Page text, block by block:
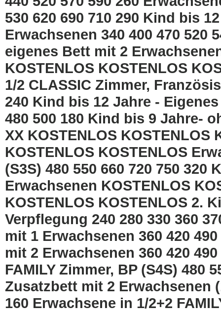
530 620 690 710 290 Kind bis
Erwachsenen 340 400 470 520
eigenes Bett mit 2
KOSTENLOS KOSTENLOS
1/2 CLASSIC Zimmer,
240 Kind bis 12 Jahre -
480 500 180 Kind bis 9 Jahre-
XX KOSTENLOS KOSTENLOS
KOSTENLOS KOSTENLOS
(S3S) 480 550 660 720 750
Erwachsenen KOSTENLOS
KOSTENLOS KOSTENLOS 2.
Verpflegung 240 280 330 360
mit 1 Erwachsenen 360 420
mit 2 Erwachsenen 360 420
FAMILY Zimmer, BP (S4S) 480
Zusatzbett mit 2 Erwachsenen
160 Erwachsene in 1/2+2